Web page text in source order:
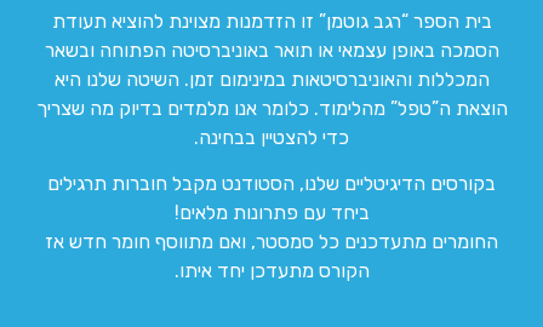
בית הספר “רגב גוטמן” זו הזדמנות מצוינת להוציא תעודת
הסמכה באופן עצמאי או תואר באוניברסיטה הפתוחה ובשאר
המכללות והאוניברסיטאות במינימום זמן. השיטה שלנו היא
הוצאת ה”טפל” מהלימוד. כלומר אנו מלמדים בדיוק מה שצריך
כדי להצטיין בבחינה.
בקורסים הדיגיטליים שלנו, הסטודנט מקבל חוברות תרגילים
ביחד עם פתרונות מלאים!
החומרים מתעדכנים כל סמסטר, ואם מתווסף חומר חדש אז
הקורס מתעדכן יחד איתו.